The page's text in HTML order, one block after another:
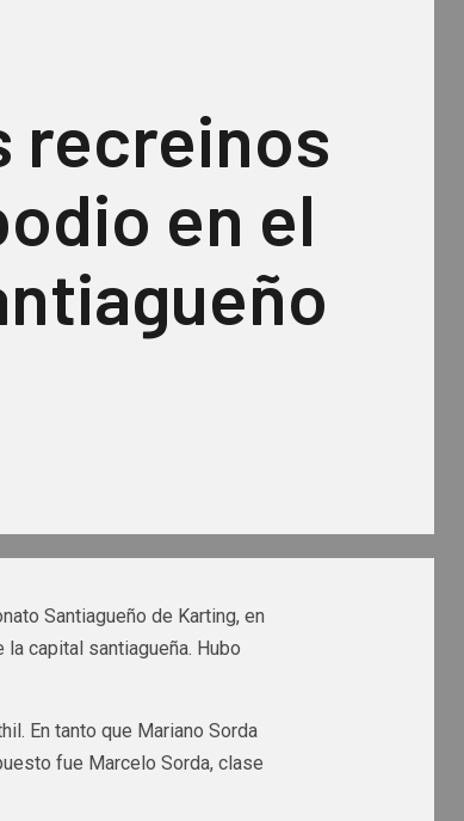
recreinos
en el
Santiagueño de Karting, en
capital santiagueña. Hubo
En tanto que Mariano Sorda
fue Marcelo Sorda, clase